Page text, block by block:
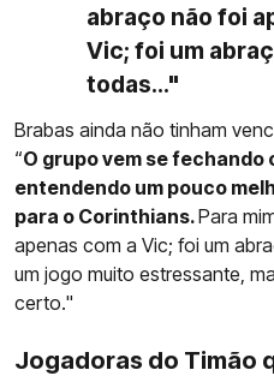
abraço não foi
Vic; foi um
todas..."
Brabas ainda não tinham
“O grupo vem se fechando
entendendo um pouco
para o Corinthians.Para
apenas com a Vic; foi um
um jogo muito estressante,
certo."
Jogadoras do Timão